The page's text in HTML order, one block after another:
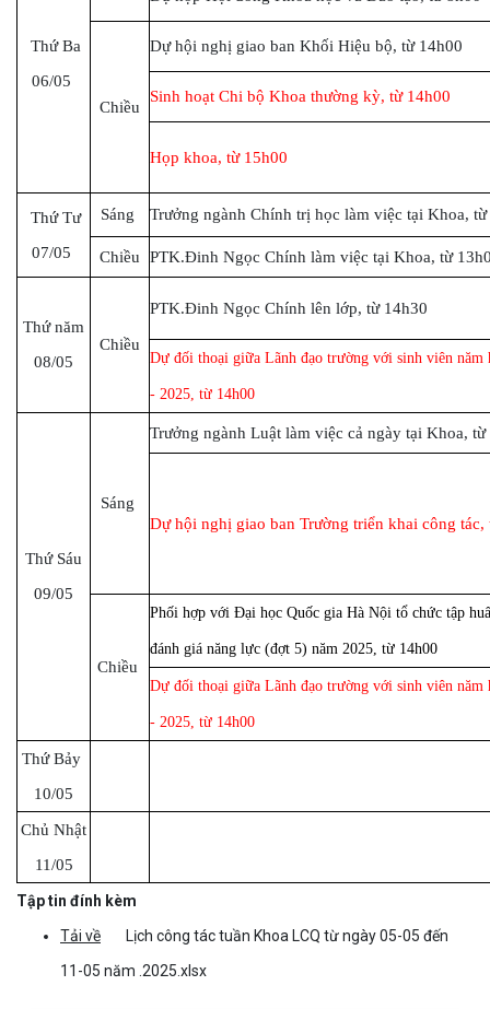
Thứ Ba
06/05
Chiều
Dự hội nghị giao ban Khối Hiệu bộ, từ 14h00
Sinh hoạt Chi bộ Khoa thường kỳ, từ 14h00
Họp khoa, từ 15h00
Thứ Tư
07/05
Sáng Trưởng ngành Chính trị học làm việc tại Khoa,
Chiều PTK.Đinh Ngọc Chính làm việc tại Khoa, từ
Thứ năm
08/05
Chiều
PTK.Đinh Ngọc Chính lên lớp, từ 14h30
Dự đối thoại giữa Lãnh đạo trường với sinh viên năm
- 2025, từ 14h00
Thứ Sáu
09/05
Sáng
Trưởng ngành Luật làm việc cả ngày tại Khoa, từ
Dự hội nghị giao ban Trường triển khai công tác,
Chiều
Phối hợp với Đại học Quốc gia Hà Nội tổ chức tập
đánh giá năng lực (đợt 5) năm 2025, từ 14h00
Dự đối thoại giữa Lãnh đạo trường với sinh viên năm
- 2025, từ 14h00
Thứ Bảy
10/05
Chủ Nhật
11/05
Tập tin đính kèm
Tải về
Lịch công tác tuần Khoa LCQ từ ngày 05-05 đến
11-05 năm .2025.xlsx